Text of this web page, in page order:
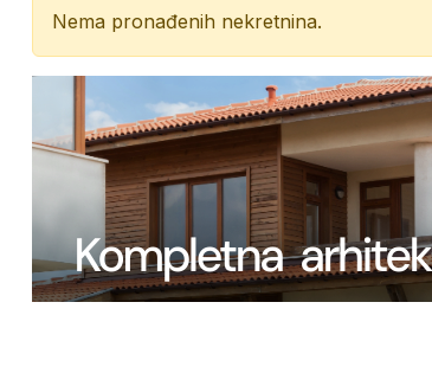
Nema pronađenih nekretnina.